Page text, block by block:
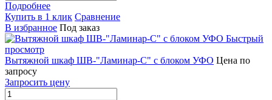
Подробнее
Купить в 1 клик Сравнение
В избранное Под заказ
Быстрый
просмотр
Вытяжной шкаф ШВ-"Ламинар-С" с блоком УФО Цена по
запросу
Запросить цену